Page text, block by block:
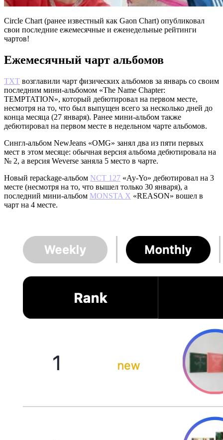
Circle Chart (ранее известный как Gaon Chart) опубликовал
свои последние ежемесячные и еженедельные рейтинги
чартов!
Ежемесячный чарт альбомов
TXT возглавили чарт физических альбомов за январь со своим
последним мини-альбомом «The Name Chapter:
TEMPTATION», который дебютировал на первом месте,
несмотря на то, что был выпущен всего за несколько дней до
конца месяца (27 января). Ранее мини-альбом также
дебютировал на первом месте в недельном чарте альбомов.
Сингл-альбом NewJeans «OMG» занял два из пяти первых
мест в этом месяце: обычная версия альбома дебютировала на
№ 2, а версия Weverse заняла 5 место в чарте.
Новый repackage-альбом NCT 127 «Ay-Yo» дебютировал на 3
месте (несмотря на то, что вышел только 30 января), а
последний мини-альбом MONSTA X «REASON» вошел в
чарт на 4 месте.